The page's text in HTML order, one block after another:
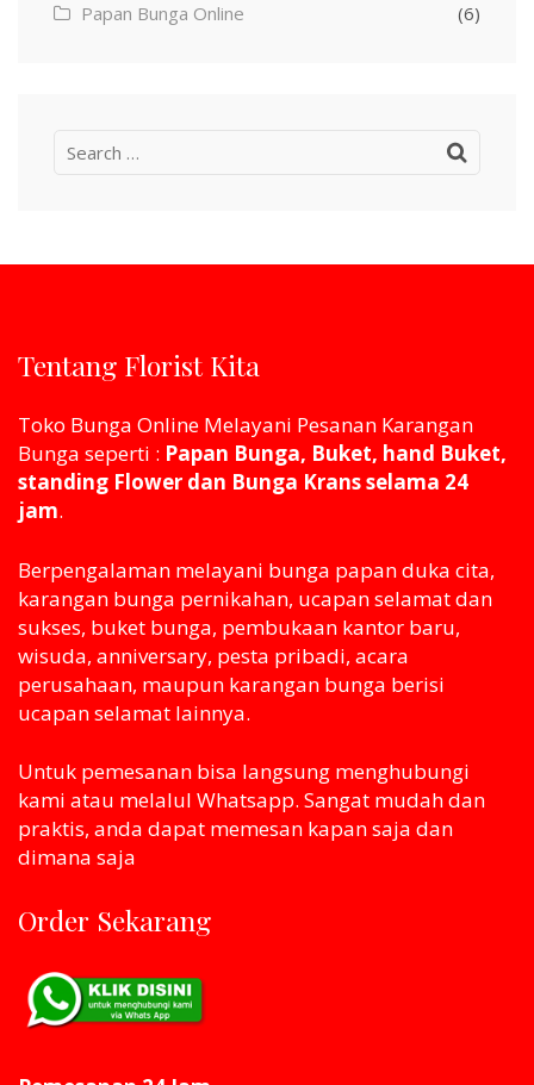
Papan Bunga Online
(6)
Search
Tentang Florist Kita
Toko Bunga Online Melayani Pesanan Karangan
Bunga seperti : Papan Bunga, Buket, hand Buket,
standing Flower dan Bunga Krans selama 24
jam.
Berpengalaman melayani bunga papan duka cita,
karangan bunga pernikahan, ucapan selamat dan
sukses, buket bunga, pembukaan kantor baru,
wisuda, anniversary, pesta pribadi, acara
perusahaan, maupun karangan bunga berisi
ucapan selamat lainnya.
Untuk pemesanan bisa langsung menghubungi
kami atau melaluI Whatsapp. Sangat mudah dan
praktis, anda dapat memesan kapan saja dan
dimana saja
Order Sekarang